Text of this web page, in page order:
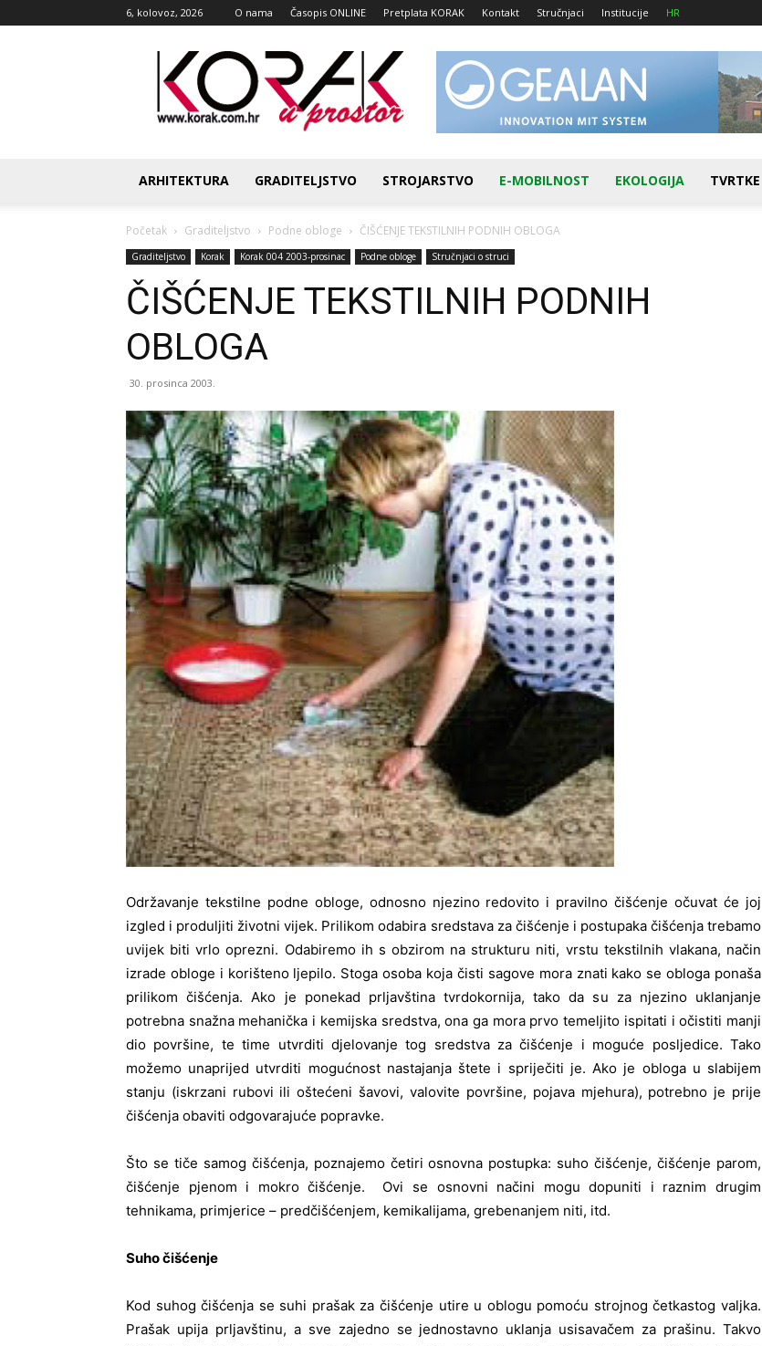
6, kolovoz, 2026 O nama Časopis ONLINE Pretplata KORAK Kontakt Stručnjaci Institucije HR
Korak
u
prostor
ARHITEKTURA GRADITELJSTVO STROJARSTVO E-MOBILNOST EKOLOGIJA TVRTKE
Početak Graditeljstvo Podne obloge ČIŠĆENJE TEKSTILNIH PODNIH OBLOGA
Graditeljstvo Korak Korak 004 2003-prosinac Podne obloge Stručnjaci o struci
ČIŠĆENJE TEKSTILNIH PODNIH
OBLOGA
30. prosinca 2003.
Održavanje tekstilne podne obloge, odnosno njezino redovito i pravilno čišćenje očuvat će joj
izgled i produljiti životni vijek. Prilikom odabira sredstava za čišćenje i postupaka čišćenja trebamo
uvijek biti vrlo oprezni. Odabiremo ih s obzirom na strukturu niti, vrstu tekstilnih vlakana, način
izrade obloge i korišteno ljepilo. Stoga osoba koja čisti sagove mora znati kako se obloga ponaša
prilikom čišćenja. Ako je ponekad prljavština tvrdokornija, tako da su za njezino uklanjanje
potrebna snažna mehanička i kemijska sredstva, ona ga mora prvo temeljito ispitati i očistiti manji
dio površine, te time utvrditi djelovanje tog sredstva za čišćenje i moguće posljedice. Tako
možemo unaprijed utvrditi mogućnost nastajanja štete i spriječiti je. Ako je obloga u slabijem
stanju (iskrzani rubovi ili oštećeni šavovi, valovite površine, pojava mjehura), potrebno je prije
čišćenja obaviti odgovarajuće popravke.
Što se tiče samog čišćenja, poznajemo četiri osnovna postupka: suho čišćenje, čišćenje parom,
čišćenje pjenom i mokro čišćenje. Ovi se osnovni načini mogu dopuniti i raznim drugim
tehnikama, primjerice – predčišćenjem, kemikalijama, grebenanjem niti, itd.
Suho čišćenje
Kod suhog čišćenja se suhi prašak za čišćenje utire u oblogu pomoću strojnog četkastog valjka.
Prašak upija prljavštinu, a sve zajedno se jednostavno uklanja usisavačem za prašinu. Takvo